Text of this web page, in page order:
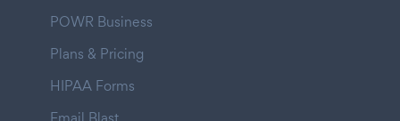
POWR Business
Plans & Pricing
HIPAA Forms